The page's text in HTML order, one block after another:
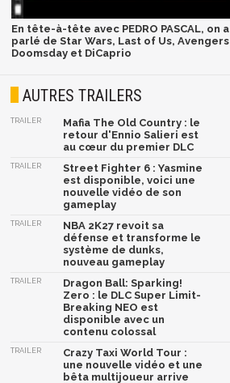
En tête-à-tête avec PEDRO PASCAL, on a
parlé de Star Wars, Last of Us, Avengers
Doomsday et DiCaprio
AUTRES TRAILERS
TRAILER
Mafia The Old Country : le
retour d'Ennio Salieri est
au cœur du premier DLC
TRAILER
Street Fighter 6 : Yasmine
est disponible, voici une
nouvelle vidéo de son
gameplay
TRAILER
NBA 2K27 revoit sa
défense et transforme le
système de dunks,
nouveau gameplay
TRAILER
Dragon Ball: Sparking!
Zero : le DLC Super Limit-
Breaking NEO est
disponible avec un
contenu colossal
TRAILER
Crazy Taxi World Tour :
une nouvelle vidéo et une
bêta multijoueur arrive